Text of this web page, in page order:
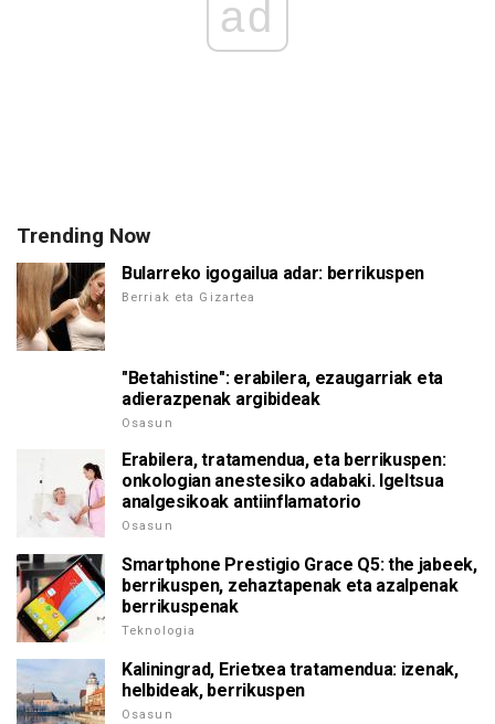
ad
Trending Now
Bularreko igogailua adar: berrikuspen
Berriak eta Gizartea
"Betahistine": erabilera, ezaugarriak eta
adierazpenak argibideak
Osasun
Erabilera, tratamendua, eta berrikuspen:
onkologian anestesiko adabaki. Igeltsua
analgesikoak antiinflamatorio
Osasun
Smartphone Prestigio Grace Q5: the jabeek,
berrikuspen, zehaztapenak eta azalpenak
berrikuspenak
Teknologia
Kaliningrad, Erietxea tratamendua: izenak,
helbideak, berrikuspen
Osasun